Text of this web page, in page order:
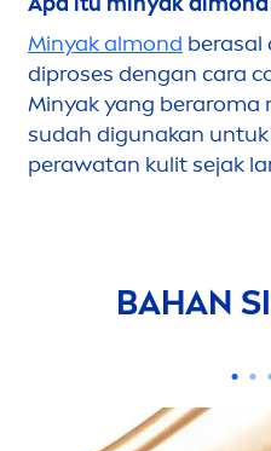
Minyak almond berasal
diproses dengan cara
Minyak yang beraroma
sudah digunakan
perawatan kulit sejak
BAHAN